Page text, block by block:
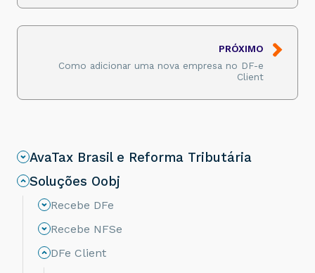
PRÓXIMO
Como adicionar uma nova empresa no DF-e
Client
AvaTax Brasil e Reforma Tributária
Soluções Oobj
Recebe DFe
Recebe NFSe
DFe Client